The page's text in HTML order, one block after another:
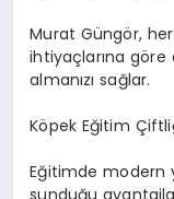
Murat Güngör,
ihtiyaçlarına göre
almanızı sağlar.
Köpek Eğitim
Eğitimde modern
sunduğu